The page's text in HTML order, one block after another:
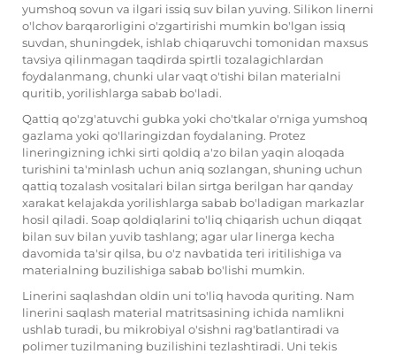
yumshoq sovun va ilgari issiq suv bilan yuving. Silikon linerni
o'lchov barqarorligini o'zgartirishi mumkin bo'lgan issiq
suvdan, shuningdek, ishlab chiqaruvchi tomonidan maxsus
tavsiya qilinmagan taqdirda spirtli tozalagichlardan
foydalanmang, chunki ular vaqt o'tishi bilan materialni
quritib, yorilishlarga sabab bo'ladi.
Qattiq qo'zg'atuvchi gubka yoki cho'tkalar o'rniga yumshoq
gazlama yoki qo'llaringizdan foydalaning. Protez
lineringizning ichki sirti qoldiq a'zo bilan yaqin aloqada
turishini ta'minlash uchun aniq sozlangan, shuning uchun
qattiq tozalash vositalari bilan sirtga berilgan har qanday
xarakat kelajakda yorilishlarga sabab bo'ladigan markazlar
hosil qiladi. Soap qoldiqlarini to'liq chiqarish uchun diqqat
bilan suv bilan yuvib tashlang; agar ular linerga kecha
davomida ta'sir qilsa, bu o'z navbatida teri iritilishiga va
materialning buzilishiga sabab bo'lishi mumkin.
Linerini saqlashdan oldin uni to'liq havoda quriting. Nam
linerini saqlash material matritsasining ichida namlikni
ushlab turadi, bu mikrobiyal o'sishni rag'batlantiradi va
polimer tuzilmaning buzilishini tezlashtiradi. Uni tekis